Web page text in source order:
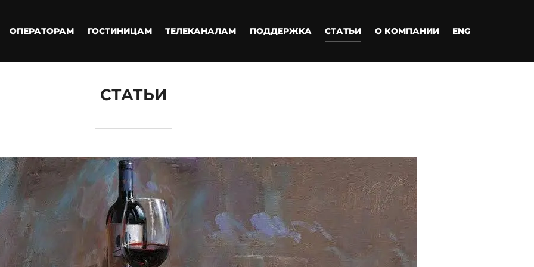
ОПЕРАТОРАМ ГОСТИНИЦАМ ТЕЛЕКАНАЛАМ ПОДДЕРЖКА СТАТЬИ О КОМПАНИИ ENG
СТАТЬИ